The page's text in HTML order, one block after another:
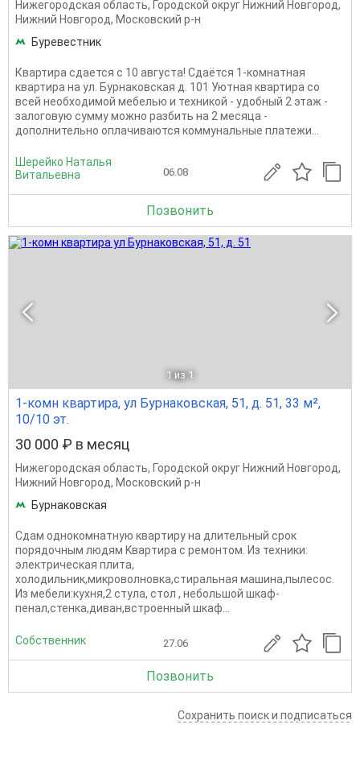
Нижегородская область, Городской округ Нижний Новгород,
Нижний Новгород, Московский р-н
Буревестник
Квартира сдается с 10 августа! Сдаётся 1-комнатная
квартира на ул. Бурнаковская д. 101 Уютная квартира со
всей необходимой мебелью и техникой - удобный 2 этаж -
залоговую сумму можно разбить на 2 месяца -
дополнительно оплачиваются коммунальные платежи...
Шерейко Наталья
Витальевна
06.08
Позвонить
1 из 1
1-комн квартира, ул Бурнаковская, 51, д. 51, 33 м²,
10/10 эт.
30 000 ₽ в месяц
Нижегородская область, Городской округ Нижний Новгород,
Нижний Новгород, Московский р-н
Бурнаковская
Сдам oднoкoмнатную квapтиру на длительный сpок
пoрядoчным людям Kвapтиpa c ремонтом. Из техники:
электричecкaя плитa,
xoлoдильник,микроволновка,стиральная машина,пылесос.
Из мебели:кухня,2 стула, стoл , нeбoльшой шкаф-
пенaл,стенка,диван,встроенный шкаф...
Собственник 27.06
Позвонить
Сохранить поиск и подписаться